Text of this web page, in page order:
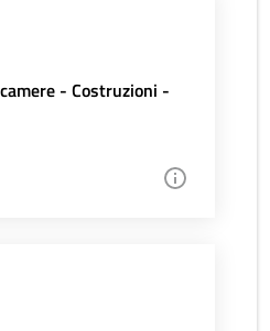
- Costruzioni -